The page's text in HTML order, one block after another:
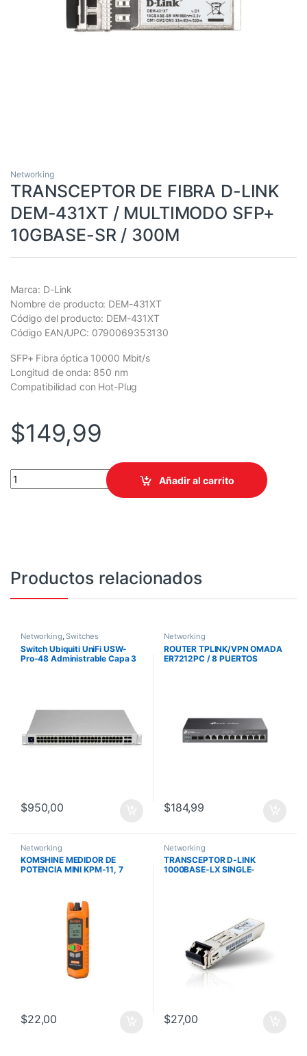
Networking
TRANSCEPTOR DE FIBRA D-LINK
DEM-431XT / MULTIMODO SFP+
10GBASE-SR / 300M
Marca: D-Link
Nombre de producto: DEM-431XT
Código del producto: DEM-431XT
Código EAN/UPC: 0790069353130
SFP+ Fibra óptica 10000 Mbit/s
Longitud de onda: 850 nm
Compatibilidad con Hot-Plug
$149,99
TRANSCEPTOR DE FIBRA D-LINK DEM-431XT / MULTIMODO
Añadir al carrito
Productos relacionados
Networking,Switches
Switch Ubiquiti UniFi USW-
Pro-48 Administrable Capa 3
$950,00
Networking
ROUTER TPLINK/VPN OMADA
ER7212PC / 8 PUERTOS
$184,99
Networking
KOMSHINE MEDIDOR DE
POTENCIA MINI KPM-11, 7
$22,00
Networking
TRANSCEPTOR D-LINK
1000BASE-LX SINGLE-
$27,00